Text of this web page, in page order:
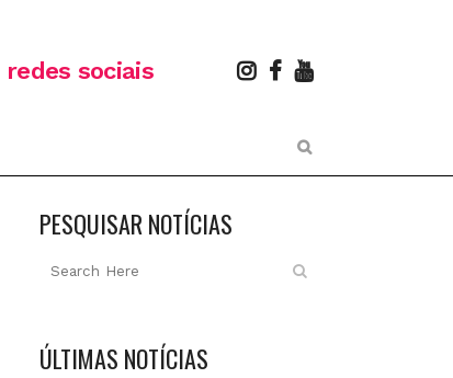
redes sociais
PESQUISAR NOTÍCIAS
ÚLTIMAS NOTÍCIAS